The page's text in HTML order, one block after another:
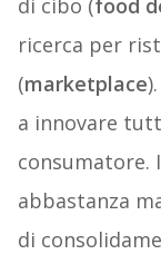
di cibo (food
ricerca per
(marketplace
a innovare
consumatore.
abbastanza
di